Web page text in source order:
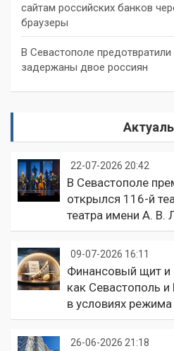
сайтам российских банков
браузеры
В Севастополе предотвратили
задержаны двое россиян
22-07-2026 20:42
В Севастополе
открылся 116-й
театра имени А. В.
09-07-2026 16:11
Финансовый щит
как Севастополь
в условиях
26-06-2026 21:18